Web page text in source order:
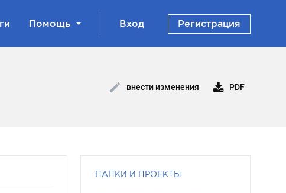
Помощь Вход Регистрация
внести изменения PDF
ПАПКИ И ПРОЕКТЫ